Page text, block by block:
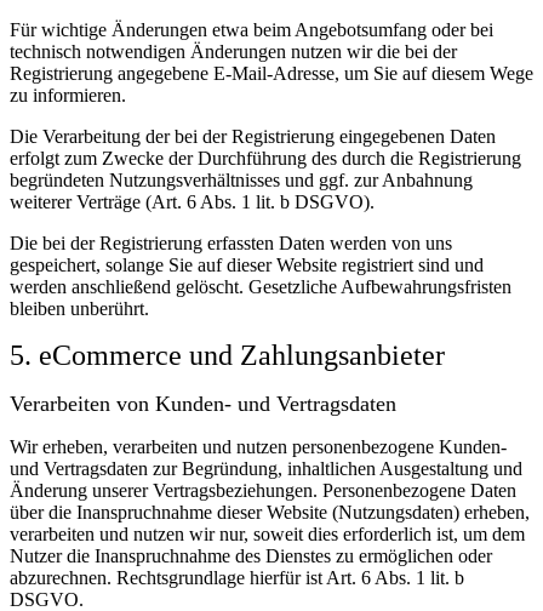
Für wichtige Änderungen etwa beim Angebotsumfang oder bei
technisch notwendigen Änderungen nutzen wir die bei der
Registrierung angegebene E-Mail-Adresse, um Sie auf diesem Wege
zu informieren.
Die Verarbeitung der bei der Registrierung eingegebenen Daten
erfolgt zum Zwecke der Durchführung des durch die Registrierung
begründeten Nutzungsverhältnisses und ggf. zur Anbahnung
weiterer Verträge (Art. 6 Abs. 1 lit. b DSGVO).
Die bei der Registrierung erfassten Daten werden von uns
gespeichert, solange Sie auf dieser Website registriert sind und
werden anschließend gelöscht. Gesetzliche Aufbewahrungsfristen
bleiben unberührt.
5. eCommerce und Zahlungs­anbieter
Verarbeiten von Kunden- und Vertragsdaten
Wir erheben, verarbeiten und nutzen personenbezogene Kunden-
und Vertragsdaten zur Begründung, inhaltlichen Ausgestaltung und
Änderung unserer Vertragsbeziehungen. Personenbezogene Daten
über die Inanspruchnahme dieser Website (Nutzungsdaten) erheben,
verarbeiten und nutzen wir nur, soweit dies erforderlich ist, um dem
Nutzer die Inanspruchnahme des Dienstes zu ermöglichen oder
abzurechnen. Rechtsgrundlage hierfür ist Art. 6 Abs. 1 lit. b
DSGVO.